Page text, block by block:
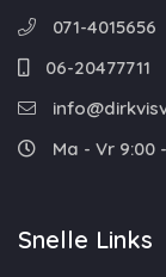
071-4015656
06-20477711
Ma - Vr 9:00
Snelle Links